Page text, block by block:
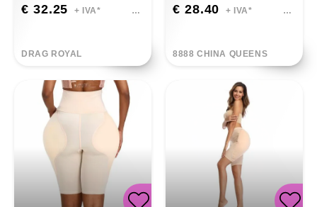
€ 32.25 + IVA*
DRAG ROYAL
€ 28.40 + IVA*
8888 CHINA QUEENS